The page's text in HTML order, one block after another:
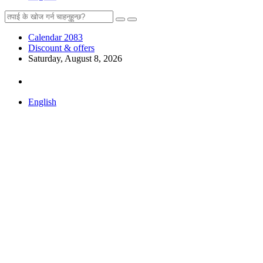
Calendar 2083
Discount & offers
Saturday, August 8, 2026
English